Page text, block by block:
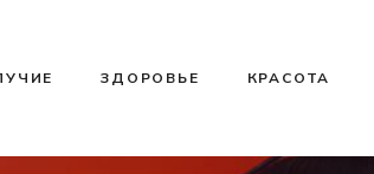
ЗДОРОВЬЕ КРАСОТА